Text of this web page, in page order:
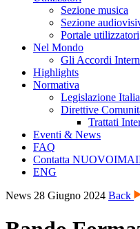
Sezione musica
Sezione
Portale utilizzatori
Nel Mondo
Gli Accordi
Highlights
Normativa
Legislazione
Direttive
Trattati
Eventi & News
FAQ
Contatta
ENG
News 28 Giugno 2024 Back